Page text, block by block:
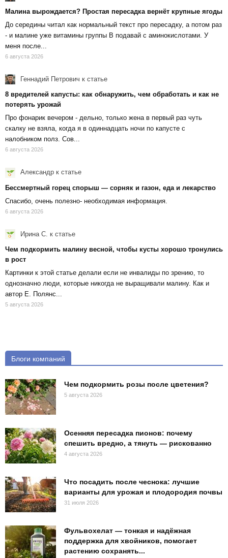
Малина вырождается? Простая пересадка вернёт крупные ягоды
До середины читал как нормальный текст про пересадку, а потом раз
- и малине уже витамины группы В подавай с аминокислотами. У
меня после...
6 августа 2026
Геннадий Петрович к статье
8 вредителей капусты: как обнаружить, чем обработать и как не
потерять урожай
Про фонарик вечером - дельно, только жена в первый раз чуть
скалку не взяла, когда я в одиннадцать ночи по капусте с
налобником полз. Сов...
6 августа 2026
Александр к статье
Бессмертный горец спорыш — сорняк и газон, еда и лекарство
Спасибо, очень полезно- необходимая информация.
6 августа 2026
Ирина С. к статье
Чем подкормить малину весной, чтобы кусты хорошо тронулись
в рост
Картинки к этой статье делали если не инвалиды по зрению, то
однозначно люди, которые никогда не выращивали малину. Как и
автор Е. Полянс...
5 августа 2026
Блоги компаний
Чем подкормить розы после цветения?
5 августа 2026
Осенняя пересадка пионов: почему
спешить вредно, а тянуть — рискованно
4 августа 2026
Что посадить после чеснока: лучшие
варианты для урожая и плодородия почвы
31 июля 2026
Фульвохелат — тонкая и надёжная
поддержка для хвойников, помогает
растению сохранять...